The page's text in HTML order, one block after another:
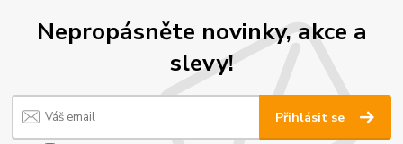
Nepropásněte novinky, akce a
slevy!
Přihlásit se